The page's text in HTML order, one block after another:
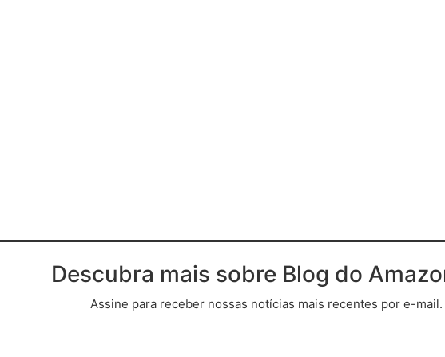
Descubra mais sobre Blog do
Assine para receber nossas notícias mais recentes por e-mail.